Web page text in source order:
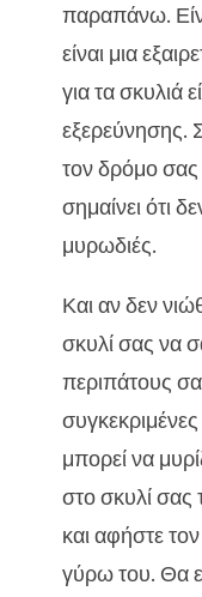
παραπάνω.
είναι μια
για τα σκυλιά
εξερεύνησης.
τον δρόμο
σημαίνει ότι
μυρωδιές.
Και αν δεν
σκυλί σας να
περιπάτους
μπορεί να
στο σκυλί σας
και αφήστε
γύρω του. Θα